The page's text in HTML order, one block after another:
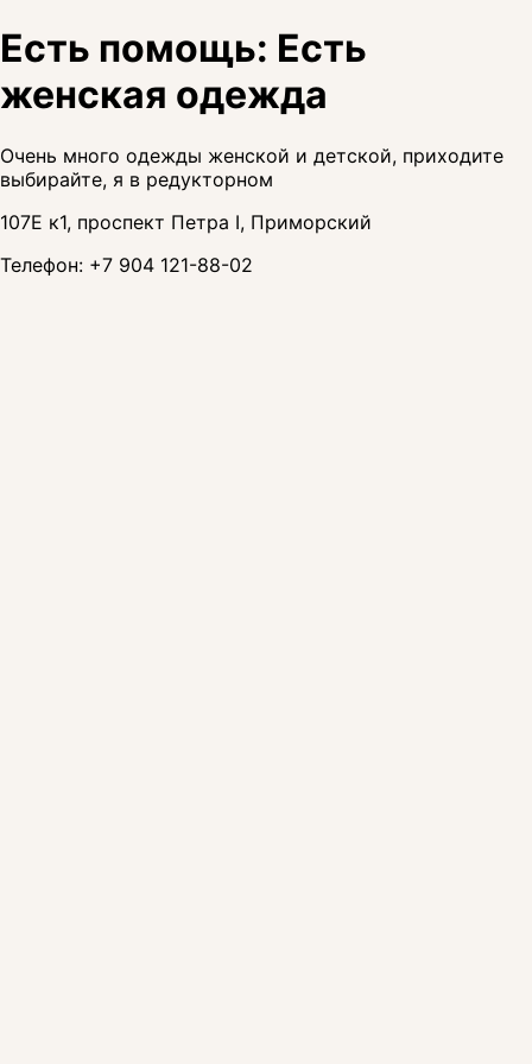
Есть помощь: Есть
женская одежда
Очень много одежды женской и детской, приходите
выбирайте, я в редукторном
107Е к1, проспект Петра I, Приморский
Телефон: +7 904 121-88-02